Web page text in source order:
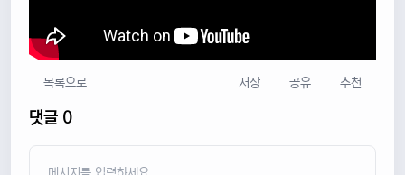
목록으로 저장 공유 추천
댓글 0